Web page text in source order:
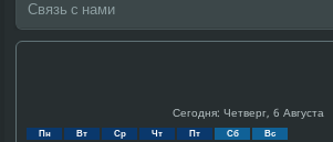
Связь с нами
Сегодня: Четверг, 6 Августа
Пн Вт Ср Чт Пт Сб Вс